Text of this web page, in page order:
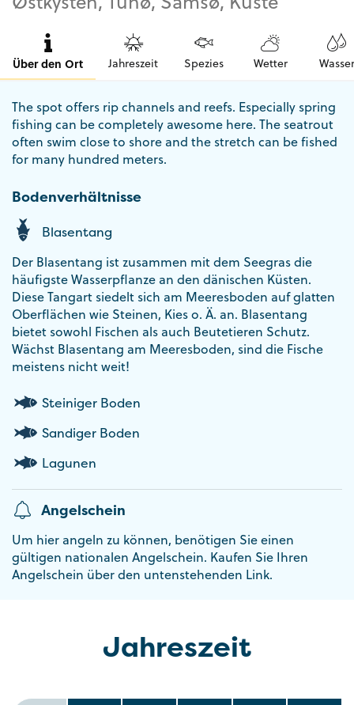
Über den Ort Jahreszeit Spezies Wetter Wasser
The spot offers rip channels and reefs. Especially spring
fishing can be completely awesome here. The seatrout
often swim close to shore and the stretch can be fished
for many hundred meters.
Bodenverhältnisse
Blasentang
Der Blasentang ist zusammen mit dem Seegras die
häufigste Wasserpflanze an den dänischen Küsten.
Diese Tangart siedelt sich am Meeresboden auf glatten
Oberflächen wie Steinen, Kies o. Ä. an. Blasentang
bietet sowohl Fischen als auch Beutetieren Schutz.
Wächst Blasentang am Meeresboden, sind die Fische
meistens nicht weit!
Steiniger Boden
Sandiger Boden
Lagunen
Angelschein
Um hier angeln zu können, benötigen Sie einen
gültigen nationalen Angelschein. Kaufen Sie Ihren
Angelschein über den untenstehenden Link.
Jahreszeit